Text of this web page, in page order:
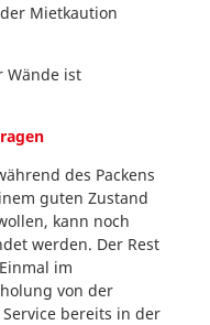
Mietkaution
Wände ist
des Packens
guten Zustand
kann noch
werden. Der Rest
im
von der
bereits in der